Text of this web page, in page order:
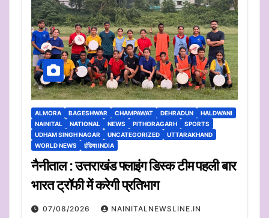
ALMORA BAGESHWAR CHAMPAWAT DEHRADUN
HALDWANI
NAINITAL
NATIONAL NEWS PITHORAGARH
SPORTS
UDHAM SINGH NAGAR
UNCATEGORIZED
UTTARAKHAND
WORLD NEWS
इंडिया INDIA
नैनीताल : उत्तराखंड फ्लाइंग डिस्क टीम पहली बार
भारत ट्रॉफी में करेगी प्रतिभाग
07/08/2026 NAINITALNEWSLINE.IN